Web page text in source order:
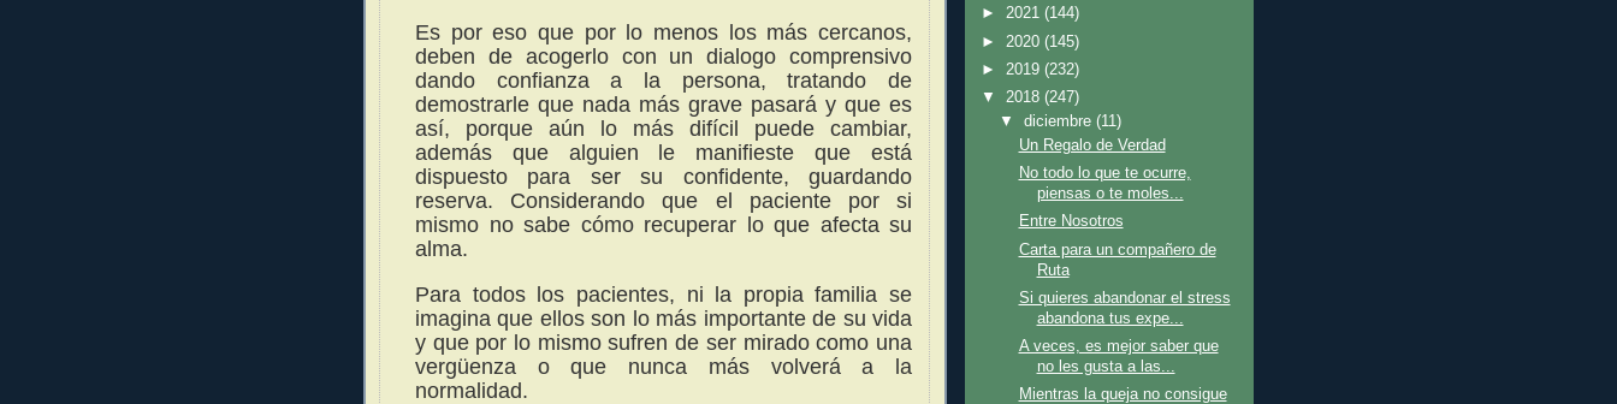
Es por eso que por lo menos los más cercanos,
deben de acogerlo con un dialogo comprensivo
dando confianza a la persona, tratando de
demostrarle que nada más grave pasará y que es
así, porque aún lo más difícil puede cambiar,
además que alguien le manifieste que está
dispuesto para ser su confidente, guardando
reserva. Considerando que el paciente por si
mismo no sabe cómo recuperar lo que afecta su
alma.
Para todos los pacientes, ni la propia familia se
imagina que ellos son lo más importante de su vida
y que por lo mismo sufren de ser mirado como una
vergüenza o que nunca más volverá a la
normalidad.
► 2021 (144)
► 2020 (145)
► 2019 (232)
▼ 2018 (247)
▼diciembre(11)
Un Regalo de Verdad
No todo lo que te ocurre,
piensas o te moles...
Entre Nosotros
Carta para un compañero de
Ruta
Si quieres abandonar el stress
abandona tus expe...
A veces, es mejor saber que
no les gusta a las...
Mientras la queja no consigue